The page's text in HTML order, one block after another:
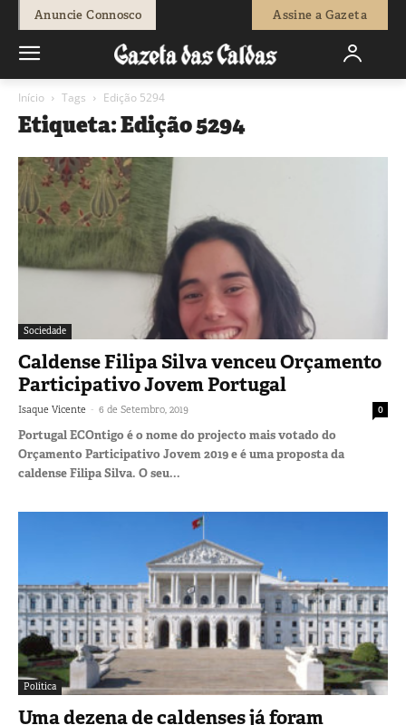
Anuncie Connosco Assine a Gazeta
Início Tags Edição 5294
Etiqueta: Edição 5294
Sociedade
Caldense Filipa Silva venceu Orçamento
Participativo Jovem Portugal
Isaque Vicente - 6 de Setembro, 2019 0
Portugal ECOntigo é o nome do projecto mais votado do
Orçamento Participativo Jovem 2019 e é uma proposta da
caldense Filipa Silva. O seu...
Política
Uma dezena de caldenses já foram